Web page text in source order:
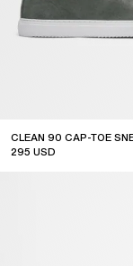
CLEAN 90 CAP-TOE
295 USD